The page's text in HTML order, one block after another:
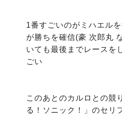
1番すごいのがミハエル
が勝ちを確信(豪 次郎丸
いても最後までレースを
ごい
このあとのカルロとの競
る！ソニック！」のセリ